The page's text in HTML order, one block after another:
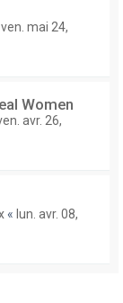
ven. mai 24,
Women
avr. 26,
« lun. avr. 08,